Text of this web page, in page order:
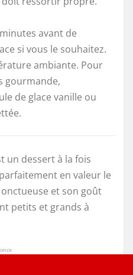
avant de
si vous le souhaitez.
ambiante. Pour
gourmande,
de glace vanille ou
un dessert à la fois
en valeur le
et son goût
petits et grands à